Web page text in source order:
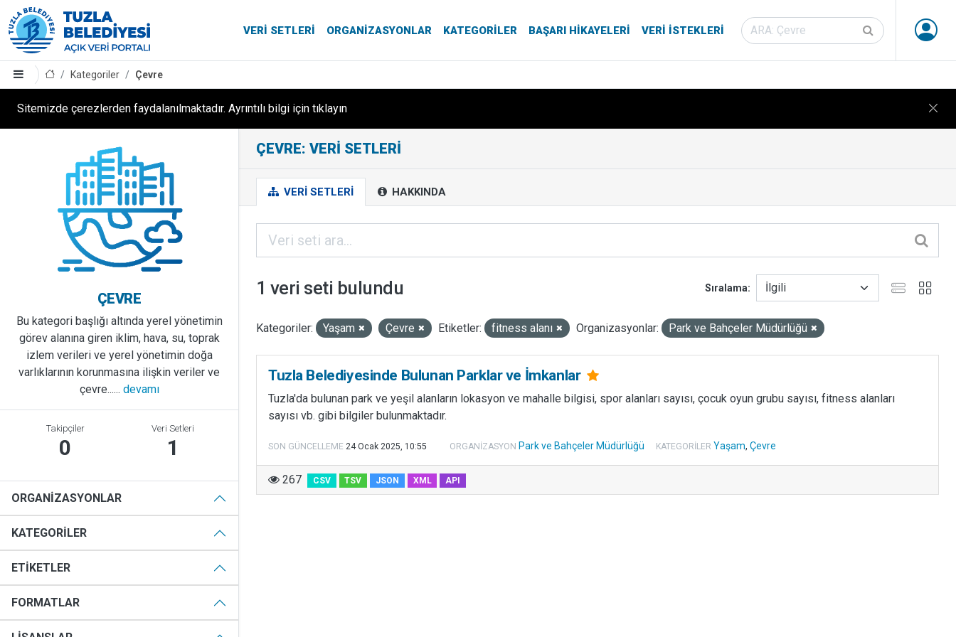
VERI SETLERI ORGANIZASYONLAR KATEGORILER BAŞARI HIKAYELERI VERI İSTEKLERI
Kategoriler Çevre
Sitemizde çerezlerden faydalanılmaktadır. Ayrıntılı bilgi için tıklayın
ÇEVRE
Bu kategori başlığı altında yerel yönetimin
görev alanına giren iklim, hava, su, toprak
izlem verileri ve yerel yönetimin doğa
varlıklarının korunmasına ilişkin veriler ve
çevre...... devamı
Takipçiler
0
Veri Setleri
1
ORGANIZASYONLAR
KATEGORILER
ETIKETLER
FORMATLAR
ÇEVRE: VERI SETLERI
VERI SETLERI HAKKINDA
1 veri seti bulundu Sıralama
Kategoriler: Yaşam Çevre Etiketler: fitness alanı Organizasyonlar: Park ve Bahçeler Müdürlüğü
Tuzla Belediyesinde Bulunan Parklar ve İmkanlar
Tuzla'da bulunan park ve yeşil alanların lokasyon ve mahalle bilgisi, spor alanları sayısı, çocuk oyun grubu sayısı, fitness alanları
sayısı vb. gibi bilgiler bulunmaktadır.
SON GÜNCELLEME 24 Ocak 2025, 10:55 ORGANIZASYON Park ve Bahçeler Müdürlüğü KATEGORILER Yaşam, Çevre
267 CSV TSV JSON XML API